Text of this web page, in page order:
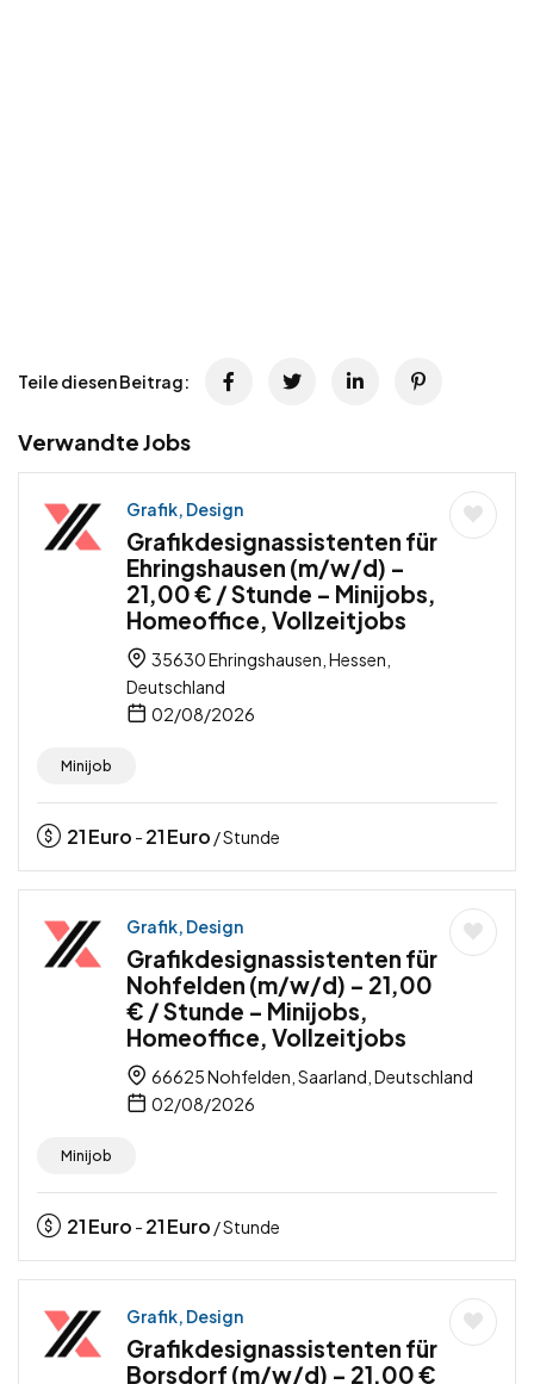
Teile diesen Beitrag:
Verwandte Jobs
Grafik, Design
Grafikdesignassistenten für
Ehringshausen (m/w/d) –
21,00 € / Stunde – Minijobs,
Homeoffice, Vollzeitjobs
35630 Ehringshausen, Hessen,
Deutschland
02/08/2026
Minijob
21Euro - 21Euro / Stunde
Grafik, Design
Grafikdesignassistenten für
Nohfelden (m/w/d) – 21,00
€ / Stunde – Minijobs,
Homeoffice, Vollzeitjobs
66625 Nohfelden, Saarland, Deutschland
02/08/2026
Minijob
21Euro - 21Euro / Stunde
Grafik, Design
Grafikdesignassistenten für
Borsdorf (m/w/d) – 21,00 €